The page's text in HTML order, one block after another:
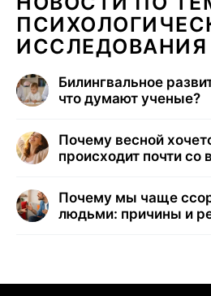
ИССЛЕДОВАНИЯ
Билингвальное
что думают ученые?
Почему весной
происходит почти со
Почему мы чаще
людьми: причины и